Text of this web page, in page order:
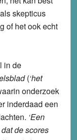
skepticus
of het ook echt
in de
(‘het
onderzoek
inderdaad een
‘Een
de scores